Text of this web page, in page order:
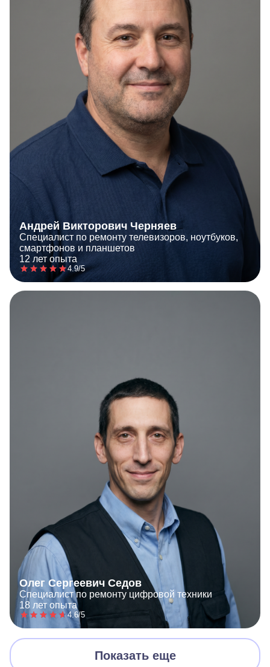
Андрей Викторович Черняев
Специалист по ремонту телевизоров, ноутбуков,
смартфонов и планшетов
12 лет опыта
4.9/5
Олег Сергеевич Седов
Специалист по ремонту цифровой техники
18 лет опыта
4.6/5
Показать еще